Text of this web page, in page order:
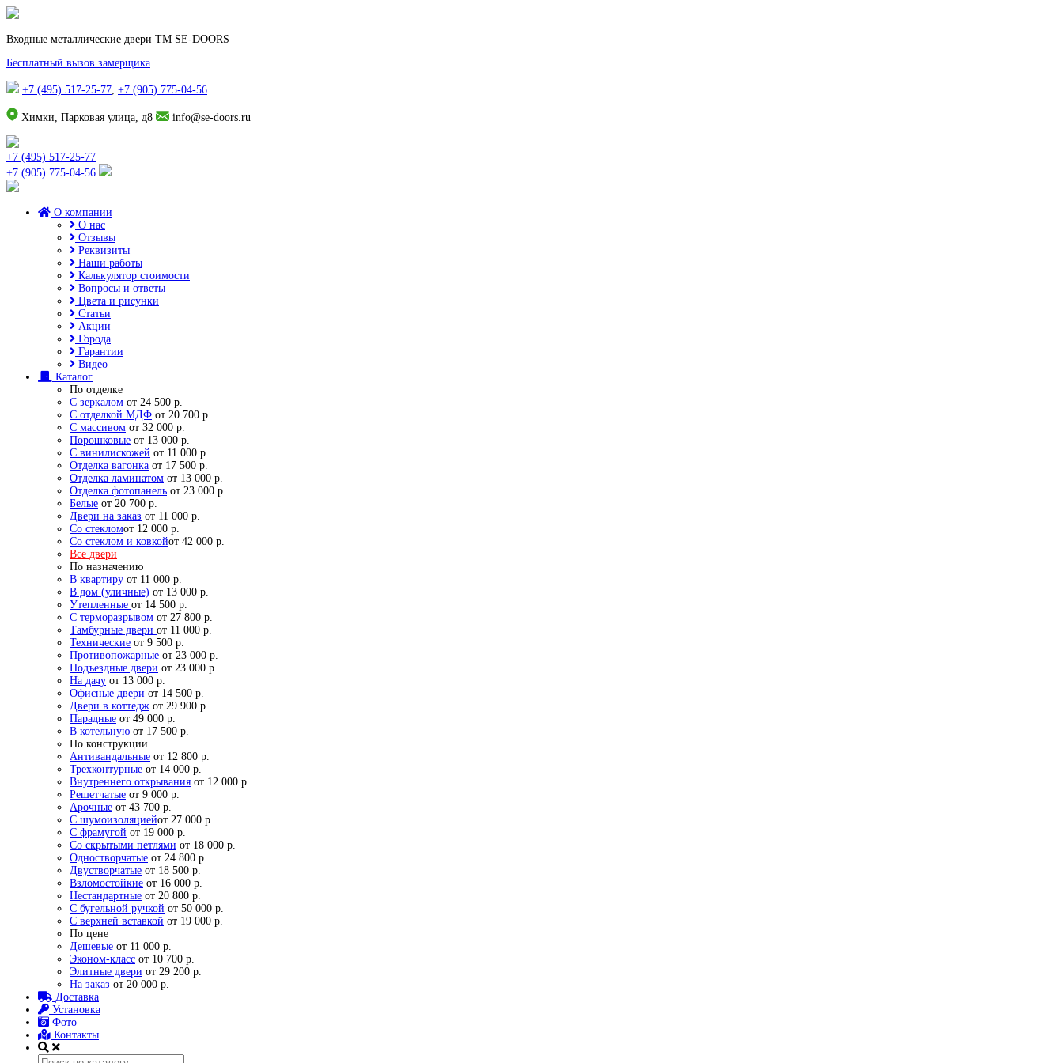
Входные металлические двери TM SE-DOORS
Бесплатный вызов замерщика
+7 (495) 517-25-77, +7 (905) 775-04-56
Химки, Парковая улица, д8 info@se-doors.ru
+7 (495) 517-25-77
+7 (905) 775-04-56
О компании
О нас
Отзывы
Реквизиты
Наши работы
Калькулятор стоимости
Вопросы и ответы
Цвета и рисунки
Статьи
Акции
Города
Гарантии
Видео
Каталог
По отделке
С зеркалом от 24 500 р.
С отделкой МДФ от 20 700 р.
С массивом от 32 000 р.
Порошковые от 13 000 р.
С винилискожей от 11 000 р.
Отделка вагонка от 17 500 р.
Отделка ламинатом от 13 000 р.
Отделка фотопанель от 23 000 р.
Белые от 20 700 р.
Двери на заказ от 11 000 р.
Со стекломот 12 000 р.
Со стеклом и ковкойот 42 000 р.
Все двери
По назначению
В квартиру от 11 000 р.
В дом (уличные) от 13 000 р.
Утепленные от 14 500 р.
С терморазрывом от 27 800 р.
Тамбурные двери от 11 000 р.
Технические от 9 500 р.
Противопожарные от 23 000 р.
Подъездные двери от 23 000 р.
На дачу от 13 000 р.
Офисные двери от 14 500 р.
Двери в коттедж от 29 900 р.
Парадные от 49 000 р.
В котельную от 17 500 р.
По конструкции
Антивандальные от 12 800 р.
Трехконтурные от 14 000 р.
Внутреннего открывания от 12 000 р.
Решетчатые от 9 000 р.
Арочные от 43 700 р.
С шумоизоляциейот 27 000 р.
С фрамугой от 19 000 р.
Со скрытыми петлями от 18 000 р.
Одностворчатые от 24 800 р.
Двустворчатые от 18 500 р.
Взломостойкие от 16 000 р.
Нестандартные от 20 800 р.
С бугельной ручкой от 50 000 р.
С верхней вставкой от 19 000 р.
По цене
Дешевые от 11 000 р.
Эконом-класс от 10 700 р.
Элитные двери от 29 200 р.
На заказ от 20 000 р.
Доставка
Установка
Фото
Контакты